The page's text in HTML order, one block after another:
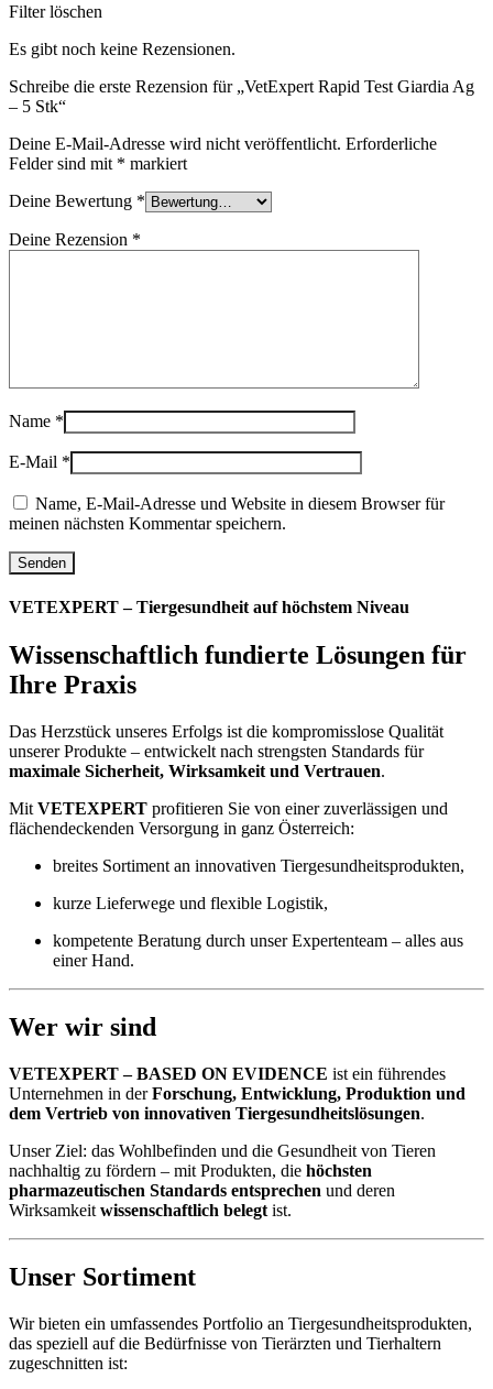
Filter löschen
Es gibt noch keine Rezensionen.
Schreibe die erste Rezension für „VetExpert Rapid Test Giardia Ag
– 5 Stk“
Deine E-Mail-Adresse wird nicht veröffentlicht. Erforderliche
Felder sind mit * markiert
Deine Bewertung *
Deine Rezension *
Name *
E-Mail *
Name, E-Mail-Adresse und Website in diesem Browser für
meinen nächsten Kommentar speichern.
VETEXPERT – Tiergesundheit auf höchstem Niveau
Wissenschaftlich fundierte Lösungen für
Ihre Praxis
Das Herzstück unseres Erfolgs ist die kompromisslose Qualität
unserer Produkte – entwickelt nach strengsten Standards für
maximale Sicherheit, Wirksamkeit und Vertrauen.
Mit VETEXPERT profitieren Sie von einer zuverlässigen und
flächendeckenden Versorgung in ganz Österreich:
breites Sortiment an innovativen Tiergesundheitsprodukten,
kurze Lieferwege und flexible Logistik,
kompetente Beratung durch unser Expertenteam – alles aus
einer Hand.
Wer wir sind
VETEXPERT – BASED ON EVIDENCE ist ein führendes
Unternehmen in derForschung, Entwicklung, Produktion und
dem Vertrieb von innovativen Tiergesundheitslösungen.
Unser Ziel: das Wohlbefinden und die Gesundheit von Tieren
nachhaltig zu fördern – mit Produkten, die höchsten
pharmazeutischen Standards entsprechen und deren
Wirksamkeit wissenschaftlich belegt ist.
Unser Sortiment
Wir bieten ein umfassendes Portfolio an Tiergesundheitsprodukten,
das speziell auf die Bedürfnisse von Tierärzten und Tierhaltern
zugeschnitten ist: